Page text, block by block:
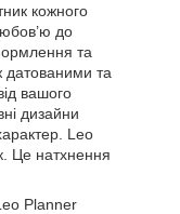
кожного
до
та
датованими та
вашого
дизайни
Leo
Це натхнення
Planner